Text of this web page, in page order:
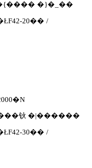
�}�_��
20�� /
钬 �|������
30�� /